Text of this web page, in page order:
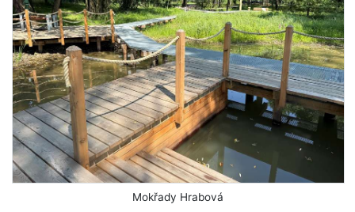
Mokřady Hrabová